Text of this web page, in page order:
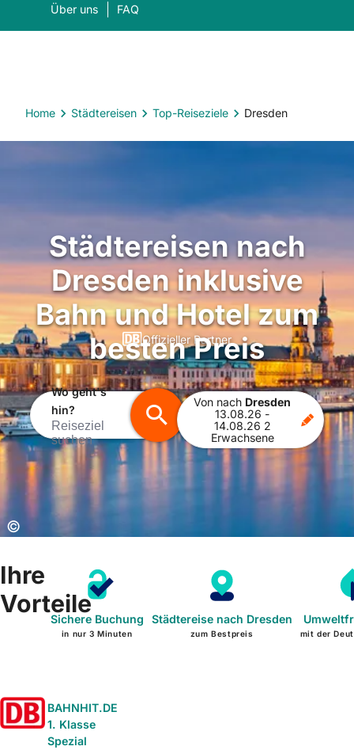
Über uns FAQ
Was suchen Sie?
Home Städtereisen Top-Reiseziele Dresden
Copyright:
©
Offizieller Partner
Städtereisen nach
Dresden inklusive
Bahn und Hotel zum
besten Preis
Wo geht's
hin?
Reiseziel
suchen
Von nach Dresden
13.08.26 -
14.08.26 2
Erwachsene
Ihre
Vorteile
Sichere Buchung
in nur 3 Minuten
Städtereise nach Dresden
zum Bestpreis mit der
BAHNHIT.DE
1. Klasse
Spezial